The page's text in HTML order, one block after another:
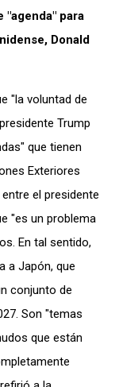
"agenda" para
Donald
"la voluntad de
Trump
que tienen
Exteriores
el presidente
"es un problema
En tal sentido,
a Japón, que
conjunto de
Son "temas
que están